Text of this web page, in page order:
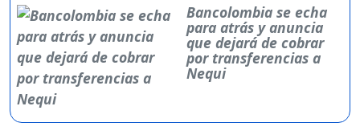
Bancolombia se echa
para atrás y anuncia
que dejará de cobrar
por transferencias a
Nequi